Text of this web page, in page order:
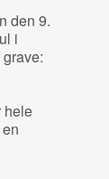
den 9.
i
hele